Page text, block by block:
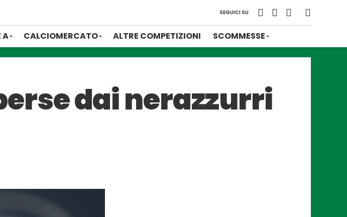
SEGUICI SU
A CALCIOMERCATO ALTRE COMPETIZIONI SCOMMESSE
dai nerazzurri